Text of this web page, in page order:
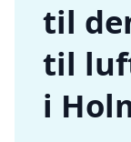
til
til
i